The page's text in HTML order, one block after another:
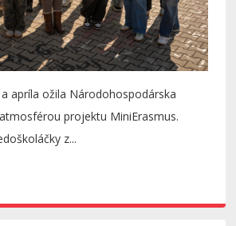
apríla ožila Národohospodárska
projektu MiniErasmus.
z...